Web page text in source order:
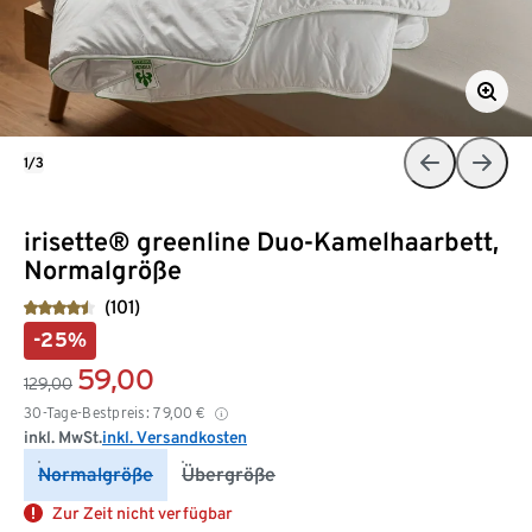
irisette® greenline Duo-Kamelhaarbett,
Normalgröße
(101)
-25%
129,00 59,00
30-Tage-Bestpreis: 79,00 €
inkl. MwSt.inkl. Versandkosten
Normalgröße Übergröße
Zur Zeit nicht verfügbar
1/3